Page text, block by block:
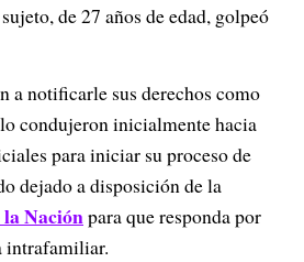
de 27 años de edad, golpeó
a notificarle sus derechos como
condujeron inicialmente hacia
para iniciar su proceso de
dejado a disposición de la
Naciónpara que responda por
intrafamiliar.